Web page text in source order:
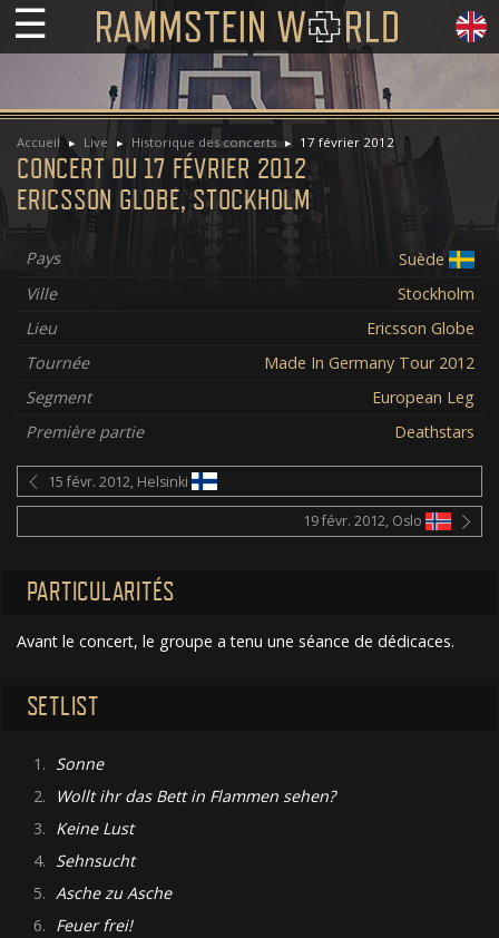
☰
Accueil Live Historique des concerts 17 février 2012
CONCERT DU 17 FÉVRIER 2012
ERICSSON GLOBE, STOCKHOLM
Pays
Suède
Ville
Stockholm
Lieu
Ericsson Globe
Tournée
Made In Germany Tour 2012
Segment
European Leg
Première partie
Deathstars
15 févr. 2012, Helsinki
19 févr. 2012, Oslo
PARTICULARITÉS
Avant le concert, le groupe a tenu une séance de dédicaces.
SETLIST
1. Sonne
2.
Wollt ihr das Bett in Flammen sehen?
3. Keine Lust
4. Sehnsucht
5. Asche zu Asche
6. Feuer frei!